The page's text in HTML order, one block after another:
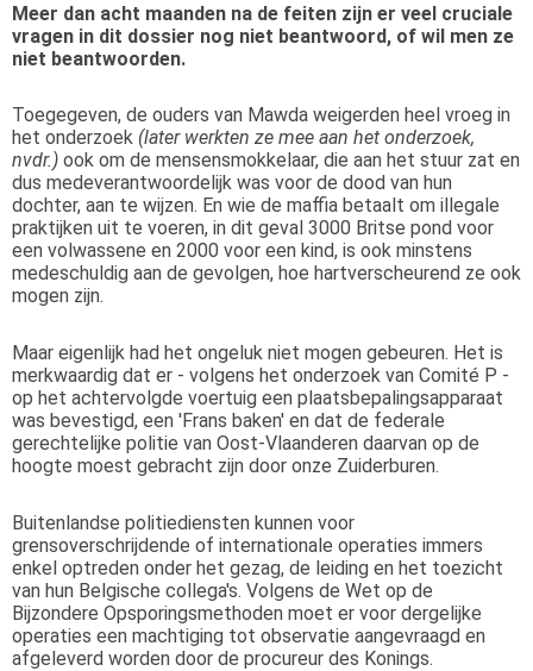
Meer dan acht maanden na de feiten zijn er veel cruciale
vragen in dit dossier nog niet beantwoord, of wil men ze
niet beantwoorden.
Toegegeven, de ouders van Mawda weigerden heel vroeg in
het onderzoek (later werkten ze mee aan het onderzoek,
nvdr.) ook om de mensensmokkelaar, die aan het stuur zat en
dus medeverantwoordelijk was voor de dood van hun
dochter, aan te wijzen. En wie de maffia betaalt om illegale
praktijken uit te voeren, in dit geval 3000 Britse pond voor
een volwassene en 2000 voor een kind, is ook minstens
medeschuldig aan de gevolgen, hoe hartverscheurend ze ook
mogen zijn.
Maar eigenlijk had het ongeluk niet mogen gebeuren. Het is
merkwaardig dat er - volgens het onderzoek van Comité P -
op het achtervolgde voertuig een plaatsbepalingsapparaat
was bevestigd, een 'Frans baken' en dat de federale
gerechtelijke politie van Oost-Vlaanderen daarvan op de
hoogte moest gebracht zijn door onze Zuiderburen.
Buitenlandse politiediensten kunnen voor
grensoverschrijdende of internationale operaties immers
enkel optreden onder het gezag, de leiding en het toezicht
van hun Belgische collega's. Volgens de Wet op de
Bijzondere Opsporingsmethoden moet er voor dergelijke
operaties een machtiging tot observatie aangevraagd en
afgeleverd worden door de procureur des Konings.